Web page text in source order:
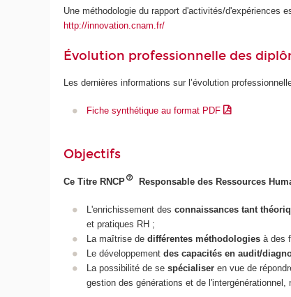
Une méthodologie du rapport d'activités/d'expériences
http://innovation.cnam.fr/
Évolution professionnelle des
Les dernières informations sur l’évolution
Fiche synthétique au format PDF
Objectifs
Ce Titre RNCP Responsable des Ressources
L'enrichissement des connaissances tant
et pratiques RH ;
La maîtrise dedifférentes méthodologies à des
Le développement des capacités en audit/
La possibilité de se spécialiser en vue de
gestion des générations et de